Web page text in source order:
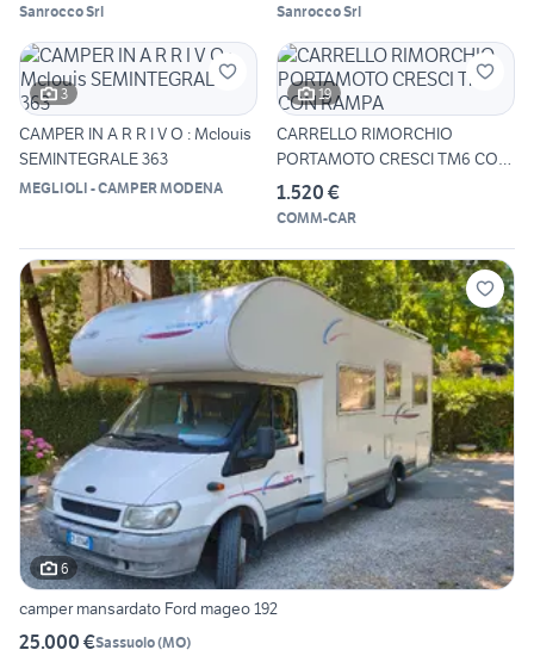
Sanrocco Srl Sanrocco Srl
3
CAMPER IN A R R I V O : Mclouis
SEMINTEGRALE 363
MEGLIOLI - CAMPER MODENA
19
CARRELLO RIMORCHIO
PORTAMOTO CRESCI TM6 CON
RAMPA
1.520 €
COMM-CAR
6
camper mansardato Ford mageo 192
25.000 €Sassuolo(MO)